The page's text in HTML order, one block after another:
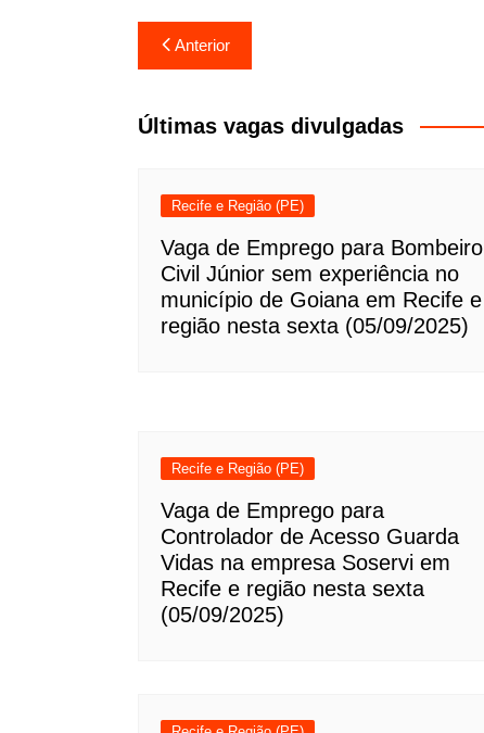
Navegação
de
Post
Anterior
Últimas vagas divulgadas
Recife e Região (PE)
Vaga de Emprego para Bombeiro
Civil Júnior sem experiência no
município de Goiana em Recife e
região nesta sexta (05/09/2025)
Recife e Região (PE)
Vaga de Emprego para
Controlador de Acesso Guarda
Vidas na empresa Soservi em
Recife e região nesta sexta
(05/09/2025)